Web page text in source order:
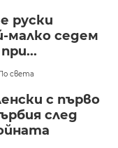
руски
малко седем
света
с първо
след